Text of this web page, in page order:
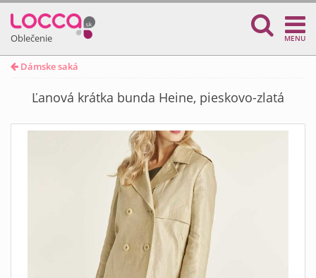
Oblečenie MENU
Dámske saká
Ľanová krátka bunda Heine, pieskovo-zlatá